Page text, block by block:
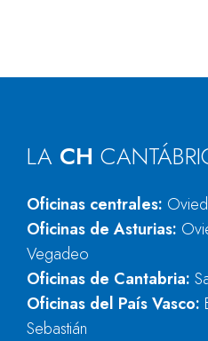
LA CH
Oficinas centrales:
Oficinas de Asturias:
Vegadeo
Oficinas de Cantabria:
Oficinas del País Vasco:
Sebastián